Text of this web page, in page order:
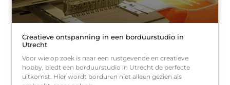
Creatieve ontspanning in een borduurstudio in
Utrecht
Voor wie op zoek is naar een rustgevende en creatieve
hobby, biedt een borduurstudio in Utrecht de perfecte
uitkomst. Hier wordt borduren niet alleen gezien als